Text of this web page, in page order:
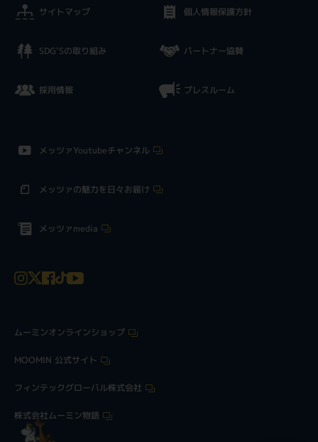
サイトマップ
SDG’Sの取り組み
採用情報
個人情報保護方針
パートナー協賛
プレスルーム
メッツァYoutubeチャンネル
メッツァの魅力を日々お届け
メッツァmedia
ムーミンオンラインショップ
MOOMIN 公式サイト
フィンテックグローバル株式会社
株式会社ムーミン物語